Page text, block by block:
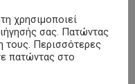
στο
δευτερογενή
να αλλάξουν
η πολιτική
χρησιμοποιεί
σας. Πατώντας
τους. Περισσότερες
πατώντας στο